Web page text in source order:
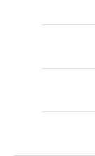
blandas